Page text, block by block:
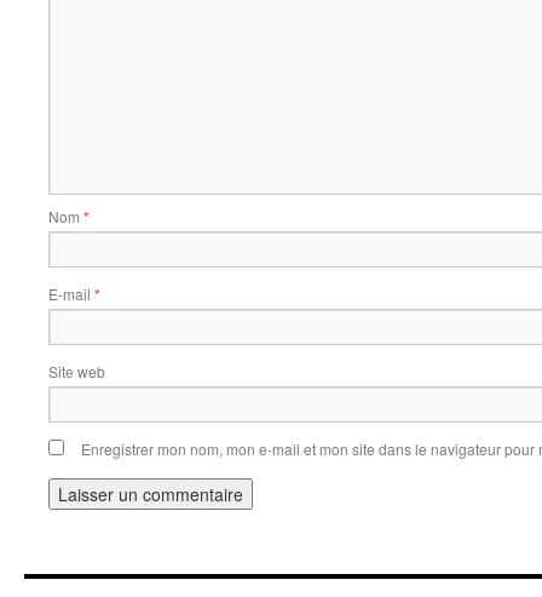
Nom *
E-mail *
Site web
Enregistrer mon nom, mon e-mail et mon site dans le navigateur